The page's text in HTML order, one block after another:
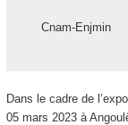
Cnam-Enjmin
Dans le cadre de
05 mars 2023 à